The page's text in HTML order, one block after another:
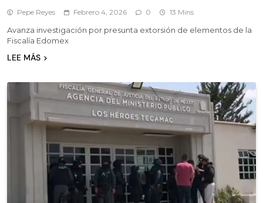
Pepe Reyes Febrero 4, 2026 0 13 Mins
Avanza investigación por presunta extorsión de elementos de la
Fiscalía Edomex
LEE MÁS